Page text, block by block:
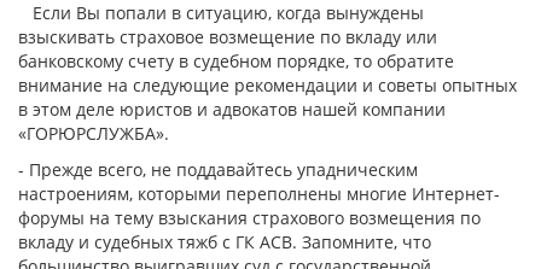
Если Вы попали в ситуацию, когда вынуждены
взыскивать страховое возмещение по вкладу или
банковскому счету в судебном порядке, то обратите
внимание на следующие рекомендации и советы опытных
в этом деле юристов и адвокатов нашей компании
«ГОРЮРСЛУЖБА».
- Прежде всего, не поддавайтесь упадническим
настроениям, которыми переполнены многие Интернет-
форумы на тему взыскания страхового возмещения по
вкладу и судебных тяжб с ГК АСВ. Запомните, что